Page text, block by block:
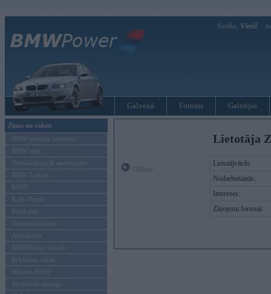
Sveiks, Viesi!
Galvenā Forums Galerijas
Ziņas un raksti
BMW modeļu jaunumi
BMW testi
Tehnoloģijas & sasniegumi
BMW Latvijā
MINI
Rolls-Royce
Pasākumi
Vadāmības tests
Autosports
BMWPower aktuāli
Reklāmas raksti
Mēneša BMW
Sērijveida tūnings
Lietotāja
Lietotājvārds:
Nodarbošanās:
Intereses:
Ziņojumi forumā: